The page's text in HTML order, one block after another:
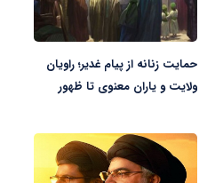
حمایت زنانه از پیام غدیر؛ راویان
ولایت و یاران معنوی تا ظهور